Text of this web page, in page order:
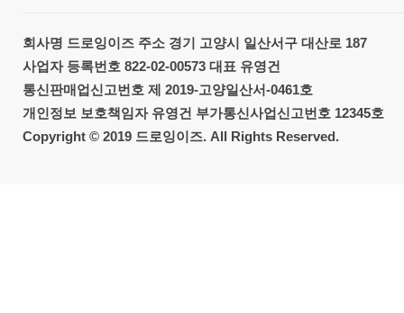
회사명 드로잉이즈 주소 경기 고양시 일산서구 대산로 187
사업자 등록번호 822-02-00573 대표 유영건
통신판매업신고번호 제 2019-고양일산서-0461호
개인정보 보호책임자유영건 부가통신사업신고번호 12345호
Copyright © 2019 드로잉이즈. All Rights Reserved.